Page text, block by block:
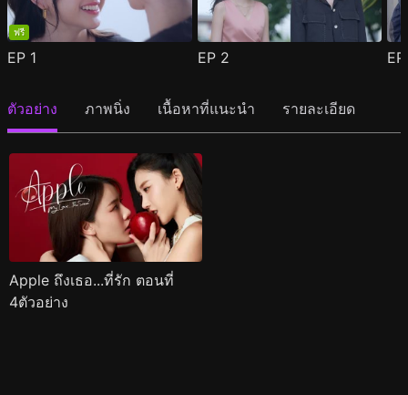
ฟรี
EP 1 EP 2
ตัวอย่าง ภาพนิ่ง เนื้อหาที่แนะนำ รายละเอียด
Apple ถึงเธอ...ที่รัก ตอนที่
4ตัวอย่าง